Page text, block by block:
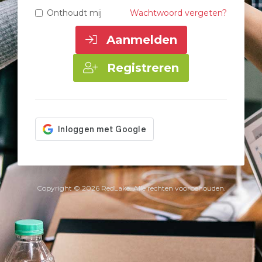
Onthoudt mij Wachtwoord vergeten?
Aanmelden
Registreren
Copyright © 2026 RedLake. Alle rechten voorbehouden.